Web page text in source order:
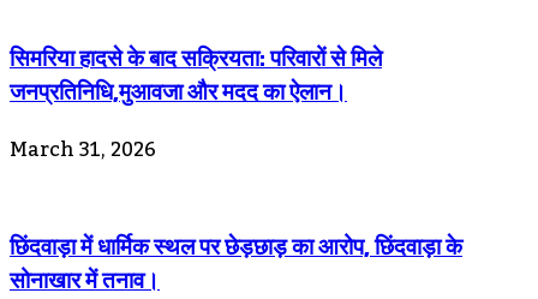
सिमरिया हादसे के बाद सक्रियता: परिवारों से मिले
जनप्रतिनिधि,मुआवजा और मदद का ऐलान।
March 31, 2026
छिंदवाड़ा में धार्मिक स्थल पर छेड़छाड़ का आरोप, छिंदवाड़ा के
सोनाखार में तनाव।